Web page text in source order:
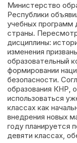
Министерство
Республики
учебных программ
страны.
дисциплины:
изменения
образовательный
формировании
безопасности.
образования КНР,
использоваться
классах как
внедрения новых
году планируется
девяти классах,